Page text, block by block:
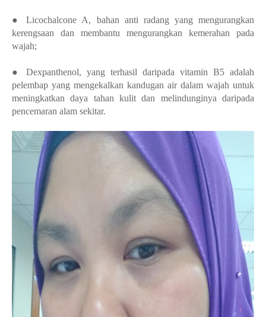
●
Licochalcone A, bahan anti radang yang mengurangkan
kerengsaan dan membantu mengurangkan kemerahan pada
wajah;
● Dexpanthenol, yang terhasil daripada vitamin B5 adalah
pelembap yang mengekalkan kandugan air dalam wajah untuk
meningkatkan daya tahan kulit dan melindunginya daripada
pencemaran alam sekitar.